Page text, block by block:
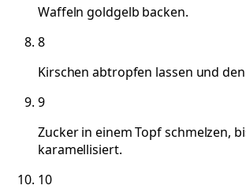
Waffeln goldgelb backen.
8
Kirschen abtropfen lassen und
9
Zucker in einem Topf schmelzen,
karamellisiert.
10